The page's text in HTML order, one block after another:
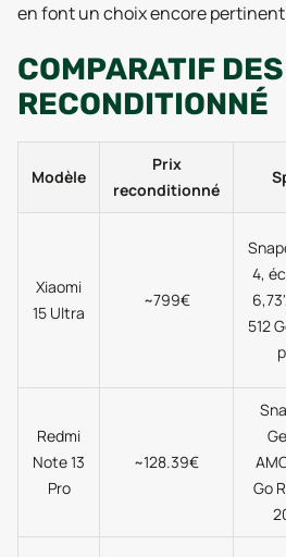
en font un choix encore
COMPARATIF
RECONDITIONNÉ
Modèle
Prix
reconditionné
Xiaomi
15 Ultra
~799€
4,
512
Redmi
Note 13
Pro
~128.39€
Go